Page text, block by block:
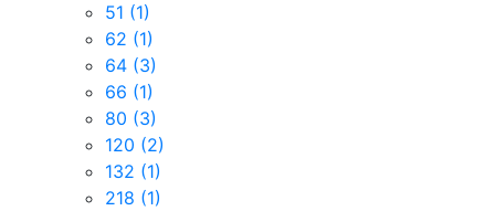
51 (1)
62 (1)
64 (3)
66 (1)
80 (3)
120 (2)
132 (1)
218 (1)